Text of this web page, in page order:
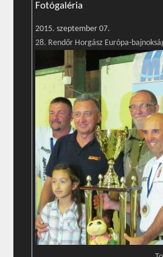
Fotógaléria
2015. szeptember 07.
28. Rendőr Horgász Európa-